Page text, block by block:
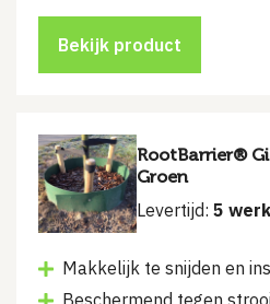
Bekijk product
RootBarrier®
Groen
Levertijd: 5
Makkelijk te snijden en
Beschermend tegen